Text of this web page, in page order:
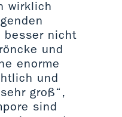
wirklich
besser nicht
und
enorme
und
groß“,
sind